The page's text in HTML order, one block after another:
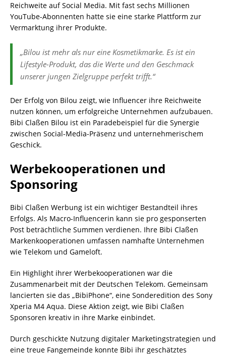
Reichweite auf Social Media. Mit fast sechs Millionen
YouTube-Abonnenten hatte sie eine starke Plattform zur
Vermarktung ihrer Produkte.
„Bilou ist mehr als nur eine Kosmetikmarke. Es ist ein
Lifestyle-Produkt, das die Werte und den Geschmack
unserer jungen Zielgruppe perfekt trifft.“
Der Erfolg von Bilou zeigt, wie Influencer ihre Reichweite
nutzen können, um erfolgreiche Unternehmen aufzubauen.
Bibi Claßen Bilou ist ein Paradebeispiel für die Synergie
zwischen Social-Media-Präsenz und unternehmerischem
Geschick.
Werbekooperationen und
Sponsoring
Bibi Claßen Werbung ist ein wichtiger Bestandteil ihres
Erfolgs. Als Macro-Influencerin kann sie pro gesponserten
Post beträchtliche Summen verdienen. Ihre Bibi Claßen
Markenkooperationen umfassen namhafte Unternehmen
wie Telekom und Gameloft.
Ein Highlight ihrer Werbekooperationen war die
Zusammenarbeit mit der Deutschen Telekom. Gemeinsam
lancierten sie das „BibiPhone“, eine Sonderedition des Sony
Xperia M4 Aqua. Diese Aktion zeigt, wie Bibi Claßen
Sponsoren kreativ in ihre Marke einbindet.
Durch geschickte Nutzung digitaler Marketingstrategien und
eine treue Fangemeinde konnte Bibi ihr geschätztes